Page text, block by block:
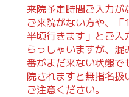
来院予定時間ご入力
ご来院がない方や、
半頃行きます」とご入
らっしゃいますが、
番がまだ来ない状態で
院されますと無指名
ご注意ください。